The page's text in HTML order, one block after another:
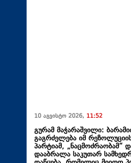
10 აგვისტო 2026, 11:52
გურამ მაჭარაშვილი:
გაგრძელება იმ
პარტიამ, „ნაცმოძრაობამ“
დააბრალა საკუთარ